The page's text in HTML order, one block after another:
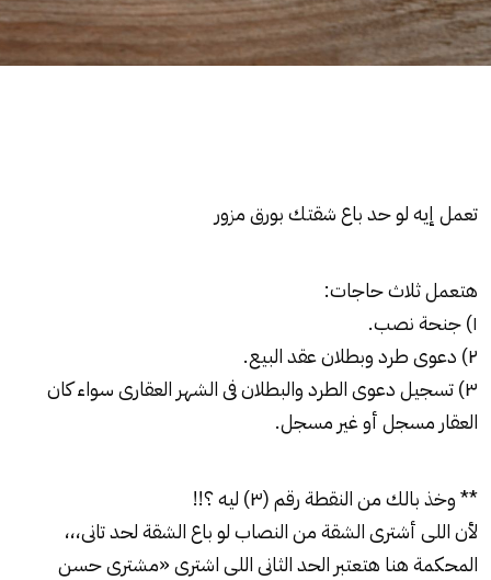
تعمل إيه لو حد باع شقتك بورق مزور
هتعمل ثلاث حاجات:
١) جنحة
نصب.
٢) دعوى
طردوبطلان عقد البيع.
٣) تسجيل دعوى الطرد والبطلان فى الشهر العقارى سواء كان
العقار مسجل أو غير مسجل.
** وخذ بالك من النقطة رقم (٣) ليه ؟!!
لأن اللى أشترى الشقة من النصاب لو باع الشقة لحد تانى،،،
المحكمة هنا هتعتبر الحد الثانى اللى اشترى «مشترى حسن